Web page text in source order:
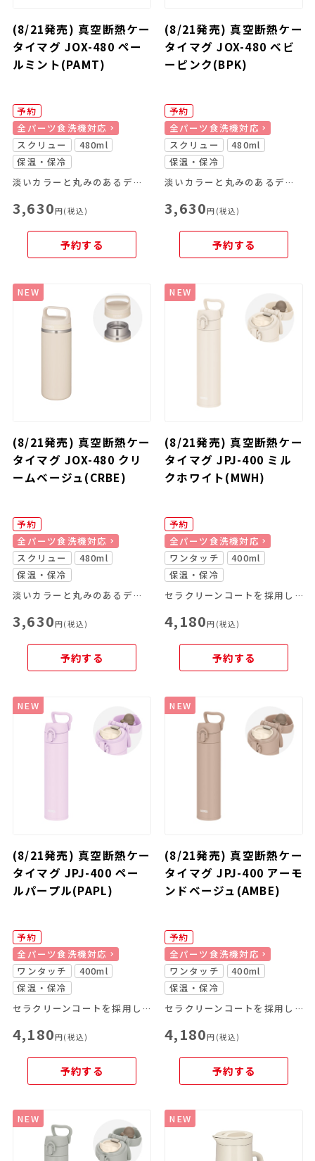
(8/21発売) 真空断熱ケー
タイマグ JOX-480 ペー
ルミント(PAMT)
予約
全パーツ食洗機対応
スクリュー
480ml
保温・保冷
淡いカラーと丸みのあるデザインが特長のキャリーハンドル付きスクリューマグ
3,630円(税込)
予約する
(8/21発売) 真空断熱ケー
タイマグ JOX-480 ベビ
ーピンク(BPK)
予約
全パーツ食洗機対応
スクリュー
480ml
保温・保冷
淡いカラーと丸みのあるデザインが特長のキャリーハンドル付きスクリューマグ
3,630円(税込)
予約する
NEW
(8/21発売) 真空断熱ケー
タイマグ JOX-480 クリ
ームベージュ(CRBE)
予約
全パーツ食洗機対応
スクリュー
480ml
保温・保冷
淡いカラーと丸みのあるデザインが特長のキャリーハンドル付きスクリューマグ
3,630円(税込)
予約する
NEW
(8/21発売) 真空断熱ケー
タイマグ JPJ-400 ミル
クホワイト(MWH)
予約
全パーツ食洗機対応
ワンタッチ
400ml
保温・保冷
セラクリーンコートを採用したスリムタイプのケータイマグ
4,180円(税込)
予約する
NEW
(8/21発売) 真空断熱ケー
タイマグ JPJ-400 ペー
ルパープル(PAPL)
予約
全パーツ食洗機対応
ワンタッチ
400ml
保温・保冷
セラクリーンコートを採用したスリムタイプのケータイマグ
4,180円(税込)
予約する
NEW
(8/21発売) 真空断熱ケー
タイマグ JPJ-400 アーモ
ンドベージュ(AMBE)
予約
全パーツ食洗機対応
ワンタッチ
400ml
保温・保冷
セラクリーンコートを採用したスリムタイプのケータイマグ
4,180円(税込)
予約する
NEW NEW